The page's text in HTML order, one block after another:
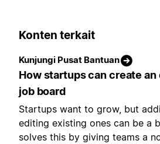
Konten terkait
Kunjungi Pusat Bantuan
How startups can create
job board
Startups want to grow, but
editing existing ones can be a
solves this by giving teams a